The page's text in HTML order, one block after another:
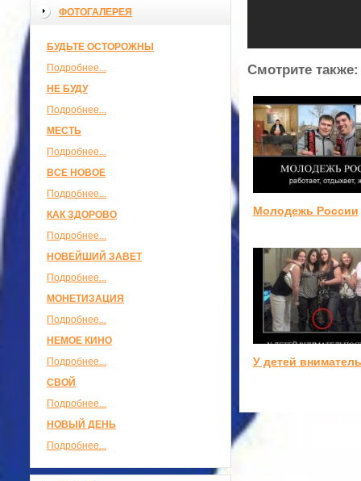
ФОТОГАЛЕРЕЯ
БУДЬТЕ ОСТОРОЖНЫ
Подробнее...
НЕ БУДУ
Подробнее...
МЕСТЬ
Подробнее...
ВСЕ НОВОЕ
Подробнее...
КАК ЗДОРОВО
Подробнее...
НОВЕЙШИЙ ЗАВЕТ
Подробнее...
МОНЕТИЗАЦИЯ
Подробнее...
НЕМОЕ КИНО
Подробнее...
СВОЙ
Подробнее...
НОВЫЙ ДЕНЬ
Подробнее...
Смотрите также:
Молодежь России
У детей